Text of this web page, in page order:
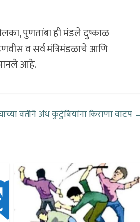
पुणतांबा ही मंडले दुष्काळ
व सर्व मंत्रिमंडळाचे आणि
आहे.
संघाच्या वतीने अंध कुटुंबियांना किराणा वाटप